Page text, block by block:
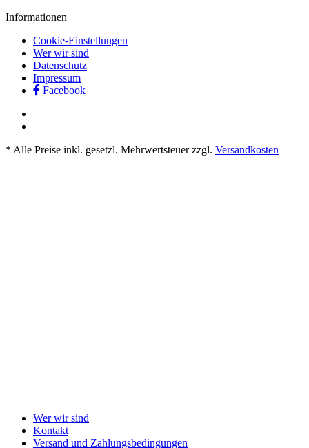
Informationen
Cookie-Einstellungen
Wer wir sind
Datenschutz
Impressum
Facebook
* Alle Preise inkl. gesetzl. Mehrwertsteuer zzgl. Versandkosten
Wer wir sind
Kontakt
Versand und Zahlungsbedingungen